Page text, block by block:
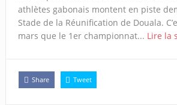
athlètes gabonais montent en piste
Stade de la Réunification de Douala.
mars que le 1er championnat... Lire la
Share Tweet